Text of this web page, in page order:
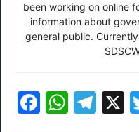
been working on online
information about
general public.
F
W T
X